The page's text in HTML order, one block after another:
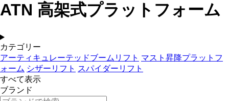
ATN 高架式プラットフォーム
カテゴリー
アーティキュレーテッドブームリフト マスト昇降プラットフ
ォーム シザーリフト スパイダーリフト
すべて表示
ブランド